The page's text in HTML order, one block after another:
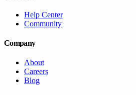
Help Center
Community
Company
About
Careers
Blog